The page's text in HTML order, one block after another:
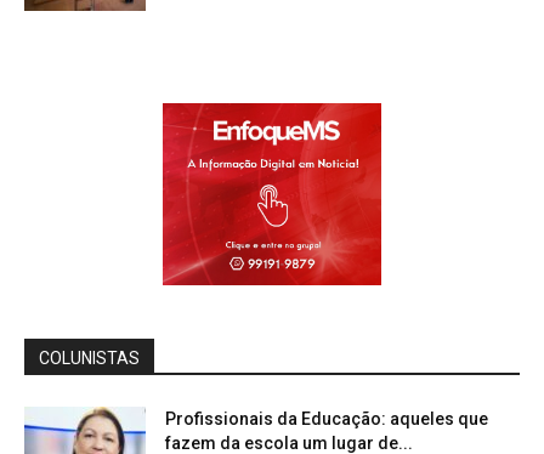
COLUNISTAS
Profissionais da Educação: aqueles que
fazem da escola um lugar de...